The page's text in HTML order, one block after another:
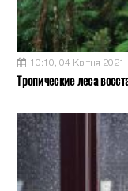
10:10, 04 Квітня 2021
Тропические леса